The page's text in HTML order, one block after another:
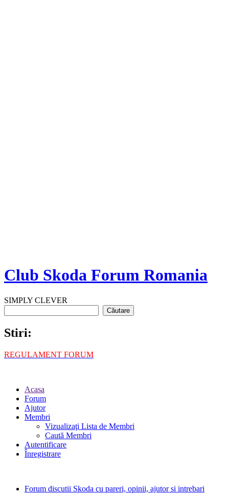
Club Skoda Forum Romania
SIMPLY CLEVER
Stiri:
REGULAMENT FORUM
Acasa
Forum
Ajutor
Membri
Vizualizaţi Lista de Membri
Caută Membri
Autentificare
Înregistrare
Forum discutii Skoda cu pareri, opinii, ajutor si intrebari